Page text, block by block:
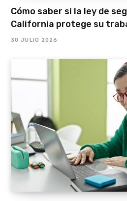
Cómo saber si la ley de
California protege su
30 JULIO 2026